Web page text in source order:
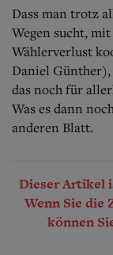
Dass man trotz
Wegen sucht,
Wählerverlust
Daniel
das noch für
Was es dann
anderen Blatt.
Dieser Artikel
Wenn Sie die
können